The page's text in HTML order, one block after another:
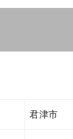
君津市